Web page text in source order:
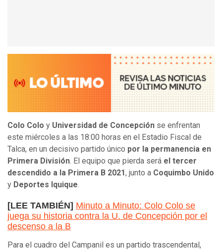
Colo Colo y Universidad de Concepción se enfrentan
este miércoles a las 18:00 horas en el Estadio Fiscal de
Talca, en un decisivo partido único por la permanencia en
Primera División. El equipo que pierda será el tercer
descendido a la Primera B 2021, junto a Coquimbo Unido
y Deportes Iquique.
[LEE TAMBIÉN] Minuto a Minuto: Colo Colo se
juega su historia contra la U. de Concepción por el
descenso a la B
Para el cuadro del Campanil es un partido trascendental,